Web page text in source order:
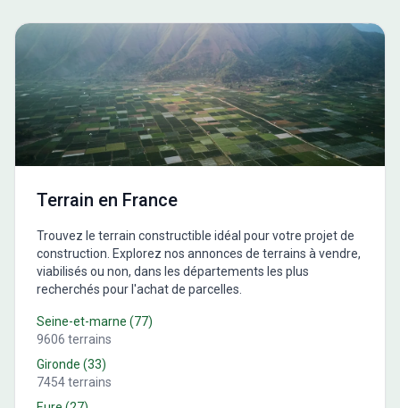
Terrain en France
Trouvez le terrain constructible idéal pour votre projet de
construction. Explorez nos annonces de terrains à vendre,
viabilisés ou non, dans les départements les plus
recherchés pour l'achat de parcelles.
Seine-et-marne (77)
9606 terrains
Gironde (33)
7454terrains